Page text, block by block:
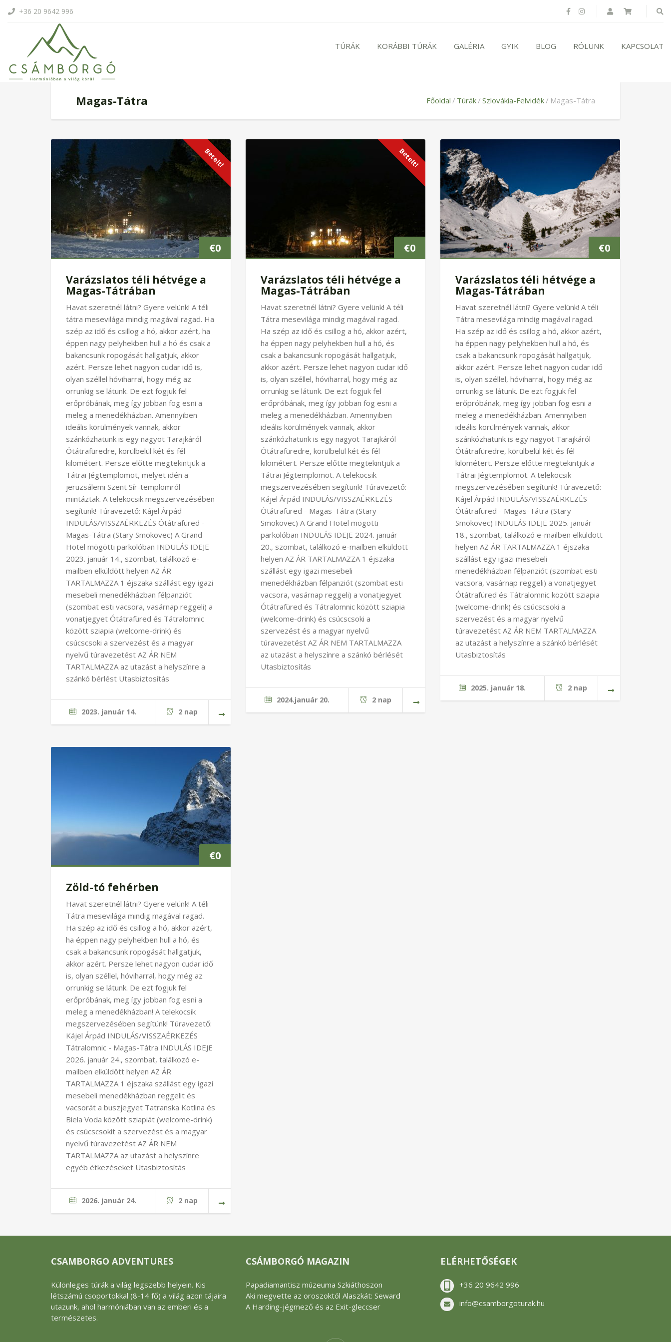
+36 20 9642 996
TÚRÁK KORÁBBI TÚRÁK GALÉRIA GYIK BLOG RÓLUNK KAPCSOLAT
Magas-Tátra Főoldal Túrák Szlovákia-Felvidék Magas-Tátra
Betelt!
€0
Varázslatos téli hétvége a
Magas-Tátrában
Havat szeretnél látni? Gyere velünk! A téli
tátra mesevilága mindig magával ragad. Ha
szép az idő és csillog a hó, akkor azért, ha
éppen nagy pelyhekben hull a hó és csak a
bakancsunk ropogását hallgatjuk, akkor
azért. Persze lehet nagyon cudar idő is,
olyan széllel hóviharral, hogy még az
orrunkig se látunk. De ezt fogjuk fel
erőpróbának, meg így jobban fog esni a
meleg a menedékházban. Amennyiben
ideális körülmények vannak, akkor
szánkózhatunk is egy nagyot Tarajkáról
Ótátrafüredre, körülbelül két és fél
kilométert. Persze előtte megtekintjük a
Tátrai Jégtemplomot, melyet idén a
jeruzsálemi Szent Sír-templomról
mintáztak. A telekocsik megszervezésében
segítünk! Túravezető: Kájel Árpád
INDULÁS/VISSZAÉRKEZÉS Ótátrafüred -
Magas-Tátra (Stary Smokovec) A Grand
Hotel mögötti parkolóban INDULÁS IDEJE
2023. január 14., szombat, találkozó e-
mailben elküldött helyen AZ ÁR
TARTALMAZZA 1 éjszaka szállást egy igazi
mesebeli menedékházban félpanziót
(szombat esti vacsora, vasárnap reggeli) a
vonatjegyet Ótátrafüred és Tátralomnic
között sziapia (welcome-drink) és
csúcscsoki a szervezést és a magyar
nyelvű túravezetést AZ ÁR NEM
TARTALMAZZA az utazást a helyszínre a
szánkó bérlést Utasbiztosítás
2023. január 14. 2 nap
Betelt!
€0
Varázslatos téli hétvége a
Magas-Tátrában
Havat szeretnél látni? Gyere velünk! A téli
Tátra mesevilága mindig magával ragad.
Ha szép az idő és csillog a hó, akkor azért,
ha éppen nagy pelyhekben hull a hó, és
csak a bakancsunk ropogását hallgatjuk,
akkor azért. Persze lehet nagyon cudar idő
is, olyan széllel, hóviharral, hogy még az
orrunkig se látunk. De ezt fogjuk fel
erőpróbának, meg így jobban fog esni a
meleg a menedékházban. Amennyiben
ideális körülmények vannak, akkor
szánkózhatunk is egy nagyot Tarajkáról
Ótátrafüredre, körülbelül két és fél
kilométert. Persze előtte megtekintjük a
Tátrai Jégtemplomot. A telekocsik
megszervezésében segítünk! Túravezető:
Kájel Árpád INDULÁS/VISSZAÉRKEZÉS
Ótátrafüred - Magas-Tátra (Stary
Smokovec) A Grand Hotel mögötti
parkolóban INDULÁS IDEJE 2024. január
20., szombat, találkozó e-mailben elküldött
helyen AZ ÁR TARTALMAZZA 1 éjszaka
szállást egy igazi mesebeli
menedékházban félpanziót (szombat esti
vacsora, vasárnap reggeli) a vonatjegyet
Ótátrafüred és Tátralomnic között sziapia
(welcome-drink) és csúcscsoki a
szervezést és a magyar nyelvű
túravezetést AZ ÁR NEM TARTALMAZZA
az utazást a helyszínre a szánkó bérlését
Utasbiztosítás
2024.január 20. 2 nap
€0
Varázslatos téli hétvége a
Magas-Tátrában
Havat szeretnél látni? Gyere velünk! A téli
Tátra mesevilága mindig magával ragad.
Ha szép az idő és csillog a hó, akkor azért,
ha éppen nagy pelyhekben hull a hó, és
csak a bakancsunk ropogását hallgatjuk,
akkor azért. Persze lehet nagyon cudar idő
is, olyan széllel, hóviharral, hogy még az
orrunkig se látunk. De ezt fogjuk fel
erőpróbának, meg így jobban fog esni a
meleg a menedékházban. Amennyiben
ideális körülmények vannak, akkor
szánkózhatunk is egy nagyot Tarajkáról
Ótátrafüredre, körülbelül két és fél
kilométert. Persze előtte megtekintjük a
Tátrai Jégtemplomot. A telekocsik
megszervezésében segítünk! Túravezető:
Kájel Árpád INDULÁS/VISSZAÉRKEZÉS
Ótátrafüred - Magas-Tátra (Stary
Smokovec) INDULÁS IDEJE 2025. január
18., szombat, találkozó e-mailben elküldött
helyen AZ ÁR TARTALMAZZA 1 éjszaka
szállást egy igazi mesebeli
menedékházban félpanziót (szombat esti
vacsora, vasárnap reggeli) a vonatjegyet
Ótátrafüred és Tátralomnic között sziapia
(welcome-drink) és csúcscsoki a
szervezést és a magyar nyelvű
túravezetést AZ ÁR NEM TARTALMAZZA
az utazást a helyszínre a szánkó bérlését
Utasbiztosítás
2025. január 18. 2 nap
€0
Zöld-tó fehérben
Havat szeretnél látni? Gyere velünk! A téli
Tátra mesevilága mindig magával ragad.
Ha szép az idő és csillog a hó, akkor azért,
ha éppen nagy pelyhekben hull a hó, és
csak a bakancsunk ropogását hallgatjuk,
akkor azért. Persze lehet nagyon cudar idő
is, olyan széllel, hóviharral, hogy még az
orrunkig se látunk. De ezt fogjuk fel
erőpróbának, meg így jobban fog esni a
meleg a menedékházban! A telekocsik
megszervezésében segítünk! Túravezető:
Kájel Árpád INDULÁS/VISSZAÉRKEZÉS
Tátralomnic - Magas-Tátra INDULÁS IDEJE
2026. január 24., szombat, találkozó e-
mailben elküldött helyen AZ ÁR
TARTALMAZZA 1 éjszaka szállást egy igazi
mesebeli menedékházban reggelit és
vacsorát a buszjegyet Tatranska Kotlina és
Biela Voda között sziapiát (welcome-drink)
és csúcscsokit a szervezést és a magyar
nyelvű túravezetést AZ ÁR NEM
TARTALMAZZA az utazást a helyszínre
egyéb étkezéseket Utasbiztosítás
2026. január 24. 2 nap
CSAMBORGO ADVENTURES
Különleges túrák a világ legszebb helyein. Kis
létszámú csoportokkal (8-14 fő) a világ azon tájaira
utazunk, ahol harmóniában van az emberi és a
természetes.
CSÁMBORGÓ MAGAZIN
Papadiamantisz múzeuma Szkiáthoszon
Aki megvette az oroszoktól Alaszkát: Seward
A Harding-jégmező és az Exit-gleccser
ELÉRHETŐSÉGEK
+36 20 9642 996
info@csamborgoturak.hu